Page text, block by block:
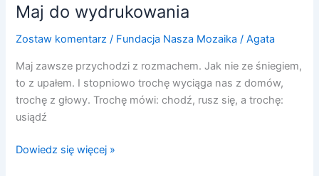
Maj do wydrukowania
Zostaw komentarz / Fundacja Nasza Mozaika /Agata
Maj zawsze przychodzi z rozmachem. Jak nie ze śniegiem,
to z upałem. I stopniowo trochę wyciąga nas z domów,
trochę z głowy. Trochę mówi: chodź, rusz się, a trochę:
usiądź
Dowiedz się więcej »